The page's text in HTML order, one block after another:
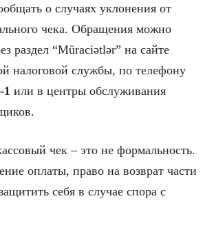
о случаях уклонения от
чека. Обращения можно
раздел “Müraciətlər” на сайте
налоговой службы, по телефону
1 или в центры обслуживания
чек – это не формальность.
оплаты, право на возврат части
себя в случае спора с